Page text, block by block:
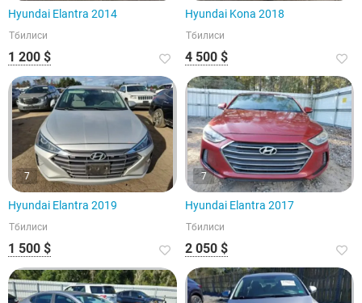
Hyundai Elantra 2014
Тбилиси
1 200 $
Hyundai Kona 2018
Тбилиси
4 500 $
7
Hyundai Elantra 2019
Тбилиси
1 500 $
7
Hyundai Elantra 2017
Тбилиси
2 050 $